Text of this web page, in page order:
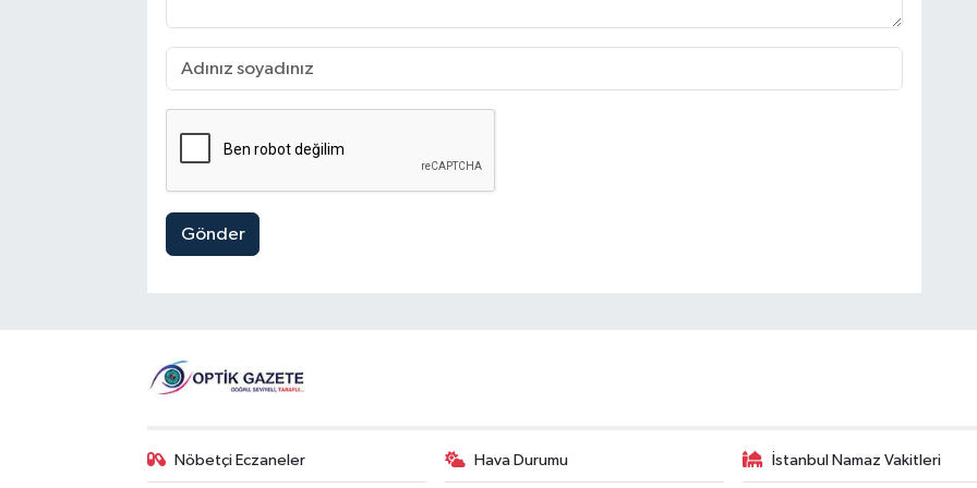
Gönder
Nöbetçi Eczaneler Hava Durumu İstanbul Namaz Vakitleri